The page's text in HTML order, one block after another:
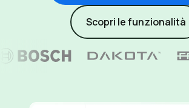
Scopri le funzionalità